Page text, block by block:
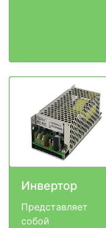
Инвертор
Представляет
собой